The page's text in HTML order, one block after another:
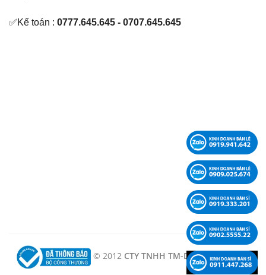
✅Kế toán : 0777.645.645 - 0707.645.645
© 2012 CTY TNHH TM-DV-KT LÊ PHẠM -